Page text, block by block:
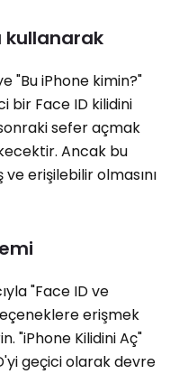
kullanarak
"Bu iPhone kimin?"
bir Face ID kilidini
sefer açmak
Ancak bu
erişilebilir olmasını
"Face ID ve
erişmek
"iPhone Kilidini Aç"
geçici olarak devre